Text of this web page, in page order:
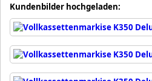
Kundenbilder hochgeladen: